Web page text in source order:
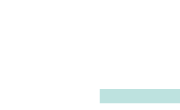
Next